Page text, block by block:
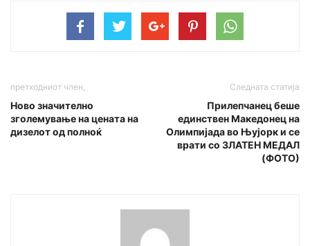
претходниот член,
Ново значително
зголемување на цената на
дизелот од полноќ
Следната статија
Прилепчанец беше
единствен Македонец на
Олимпијада во Њујорк и се
врати со ЗЛАТЕН МЕДАЛ
(ФОТО)